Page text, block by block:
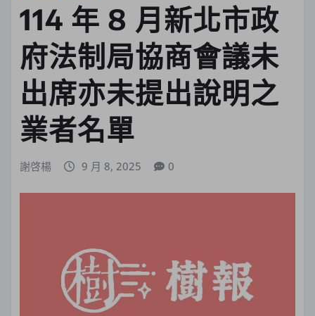
114 年 8 月新北市政
府法制局協商會議未
出席亦未提出說明之
業者名單
謝啓楊 9 月 8, 2025 0